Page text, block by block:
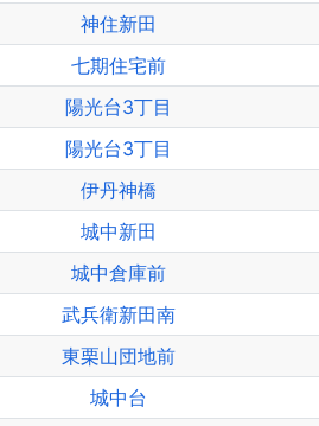
神住新田
七期住宅前
陽光台3丁目
陽光台3丁目
伊丹神橋
城中新田
城中倉庫前
武兵衛新田南
東栗山団地前
城中台